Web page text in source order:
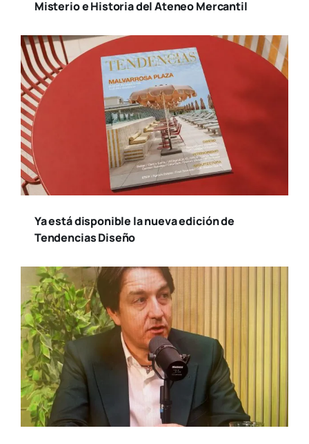
Misterio e Historia del Ateneo Mercantil
Ya está disponible la nueva edición de
Tendencias Diseño